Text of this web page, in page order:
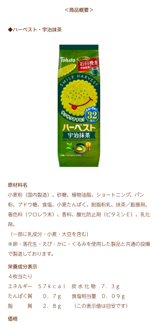
＜商品概要＞
◆ハーベスト・宇治抹茶
原材料名
小麦粉（国内製造）、砂糖、植物油脂、ショートニング、パン
粉、ブドウ糖、食塩、小麦たんぱく、脱脂粉乳、抹茶／膨脹剤、
着色料（クロレラ末）、香料、酸化防止剤（ビタミンＥ）、乳化
剤、
（一部に乳成分・小麦・大豆を含む）
※卵・落花生・えび・かに・くるみを使用した製品と共通の設備
で製造しております。
栄養成分表示
４枚当たり
エネルギー ５７ｋｃａｌ 炭 水 化 物 ７．３ｇ
たんぱく質 ０．７ｇ 食塩相当量 ０．０９ｇ
脂 質 ２．８ｇ （この表示値は目安です）
価格